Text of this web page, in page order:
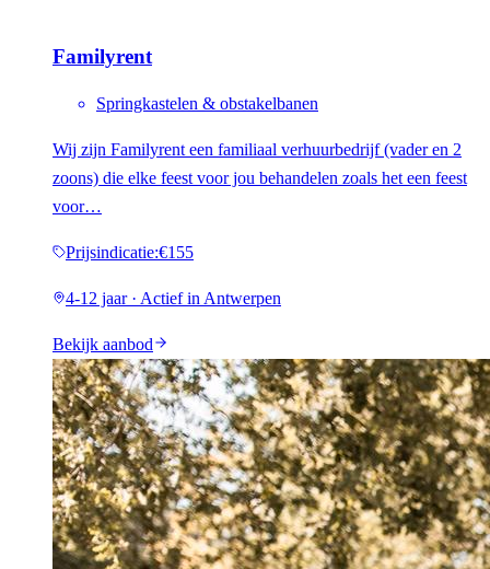
Familyrent
Springkastelen & obstakelbanen
Wij zijn Familyrent een familiaal verhuurbedrijf (vader en 2
zoons) die elke feest voor jou behandelen zoals het een feest
voor…
Prijsindicatie:€155
4-12 jaar · Actief in Antwerpen
Bekijk aanbod